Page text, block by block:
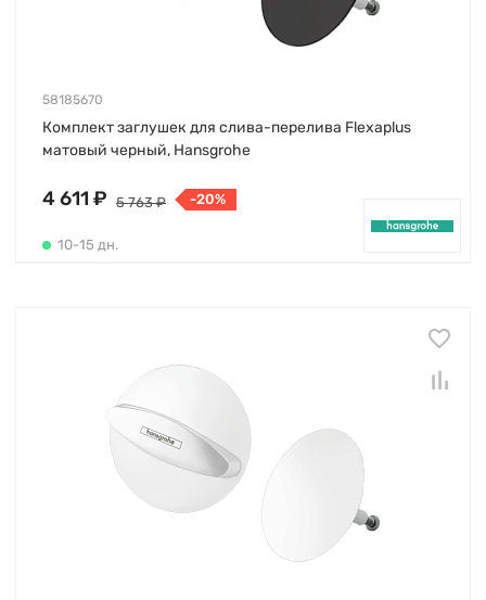
58185670
Комплект заглушек для слива-перелива Flexaplus
матовый черный, Hansgrohe
4 611 ₽ 5 763 ₽ -20%
10-15 дн.